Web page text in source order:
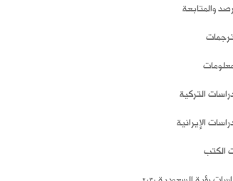
والمتابعة
التركية
الإيرانية
الكتب